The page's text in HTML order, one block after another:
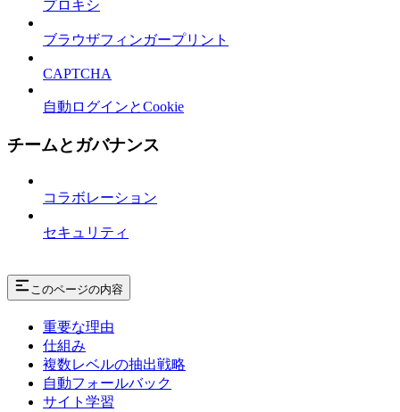
プロキシ
ブラウザフィンガープリント
CAPTCHA
自動ログインとCookie
チームとガバナンス
コラボレーション
セキュリティ
このページの内容
重要な理由
仕組み
複数レベルの抽出戦略
自動フォールバック
サイト学習